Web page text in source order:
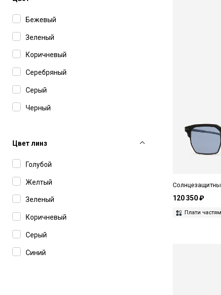
Бежевый
Зеленый
Коричневый
Серебряный
Серый
Черный
Цвет линз
Голубой
Желтый
Зеленый
Коричневый
Серый
Синий
120 350 ₽
Плати